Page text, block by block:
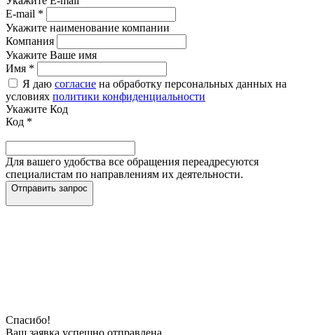
E-mail *
Укажите наименование компании
Компания
Укажите Ваше имя
Имя *
Я даю согласие на обработку персональных данных на
условиях политики конфиденциальности
Укажите Код
Код *
Для вашего удобства все обращения переадресуются
специалистам по направлениям их деятельности.
Отправить запрос
Спасибо!
Ваш заявка успешно отправлена